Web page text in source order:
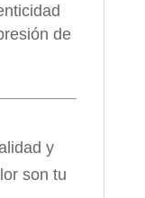
de
y
son tu